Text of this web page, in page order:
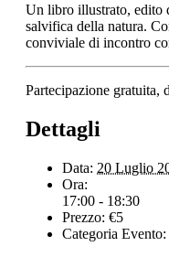
Un libro illustrato, edito
salvifica della natura.
conviviale di incontro
Partecipazione gratuita,
Dettagli
Data: 20 Luglio
Ora:
17:00 - 18:30
Prezzo: €5
Categoria Evento: